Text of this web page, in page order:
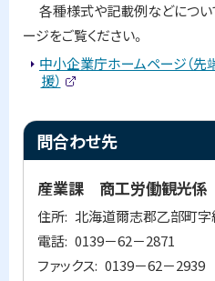
率
様
式
つ
い
て
問
合
せ
先
に
戻
各種様式や記載例などについ
ージをご覧ください。
中小企業庁ホームページ（
援）
部
サ
イ
ト
)
ト
ッ
問合わせ先
産業課 商工労働観光係
住所 北海道爾志郡乙部町字
電話 0139－62－2871
ファックス 0139－62－2939